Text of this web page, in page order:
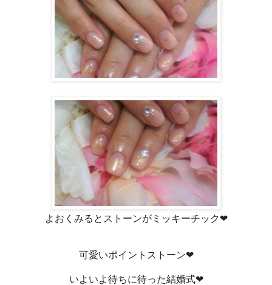
よおくみるとストーンがミッキーチック❤
可愛いポイントストーン❤
いよいよ待ちに待った結婚式❤